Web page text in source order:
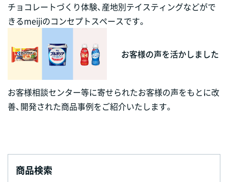
チョコレートづくり体験、産地別テイスティングなどがで
きるmeijiのコンセプトスペースです。
お客様の声を活かしました
お客様相談センター等に寄せられたお客様の声をもとに改
善、開発された商品事例をご紹介いたします。
商品検索